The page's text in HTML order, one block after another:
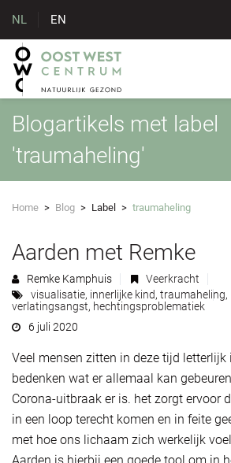
NL EN
Blogartikels met label
'traumaheling'
Home > Blog > Label > traumaheling
Aarden met Remke
Remke Kamphuis
Veerkracht
visualisatie, innerlijke kind, traumaheling,
verlatingsangst, hechtingsproblematiek
6 juli 2020
Veel mensen zitten in deze tijd
bedenken wat er allemaal kan
Corona-uitbraak er is. het zorgt ervoor
in een loop terecht komen en in feite
met hoe ons lichaam zich werkelijk